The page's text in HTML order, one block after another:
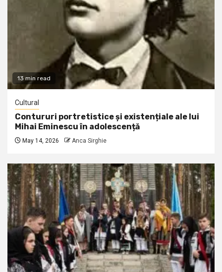
13 min read
Cultural
Contururi portretistice și existențiale ale lui
Mihai Eminescu în adolescență
May 14, 2026 Anca Sirghie